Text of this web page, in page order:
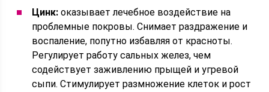
Цинк: оказывает лечебное воздействие на
проблемные покровы. Снимает раздражение и
воспаление, попутно избавляя от красноты.
Регулирует работу сальных желез, чем
содействует заживлению прыщей и угревой
сыпи. Стимулирует размножение клеток и рост